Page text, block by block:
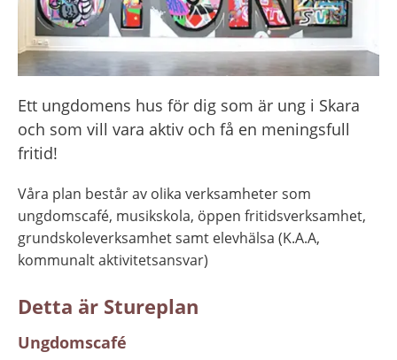
Ett ungdomens hus för dig som är ung i Skara
och som vill vara aktiv och få en meningsfull
fritid!
Våra plan består av olika verksamheter som
ungdomscafé, musikskola, öppen fritidsverksamhet,
grundskoleverksamhet samt elevhälsa (K.A.A,
kommunalt aktivitetsansvar)
Detta är Stureplan
Ungdomscafé